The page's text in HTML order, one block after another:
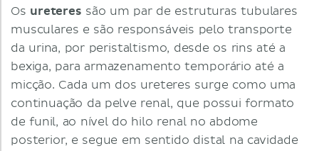
Os ureteres são um par de estruturas tubulares
musculares e são responsáveis pelo transporte
da urina, por peristaltismo, desde os rins até a
bexiga, para armazenamento temporário até a
micção. Cada um dos ureteres surge como uma
continuação da pelve renal, que possui formato
de funil, ao nível do hilo renal no abdome
posterior, e segue em sentido distal na cavidade